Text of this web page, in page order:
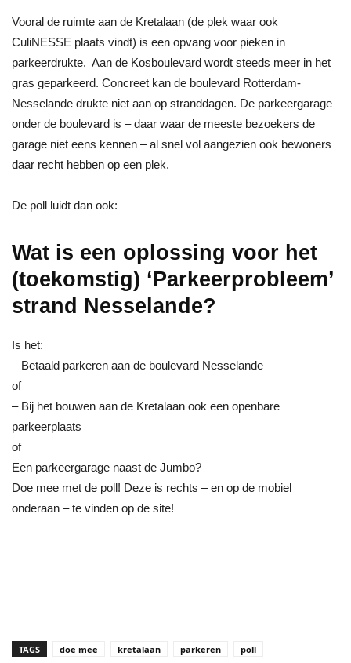
Vooral de ruimte aan de Kretalaan (de plek waar ook
CuliNESSE plaats vindt) is een opvang voor pieken in
parkeerdrukte. Aan de Kosboulevard wordt steeds meer in het
gras geparkeerd. Concreet kan de boulevard Rotterdam-
Nesselande drukte niet aan op stranddagen. De parkeergarage
onder de boulevard is – daar waar de meeste bezoekers de
garage niet eens kennen – al snel vol aangezien ook bewoners
daar recht hebben op een plek.
De poll luidt dan ook:
Wat is een oplossing voor het
(toekomstig) ‘Parkeerprobleem’
strand Nesselande?
Is het:
– Betaald parkeren aan de boulevard Nesselande
of
– Bij het bouwen aan de Kretalaan ook een openbare
parkeerplaats
of
Een parkeergarage naast de Jumbo?
Doe mee met de poll! Deze is rechts – en op de mobiel
onderaan – te vinden op de site!
TAGS doe mee kretalaan parkeren poll